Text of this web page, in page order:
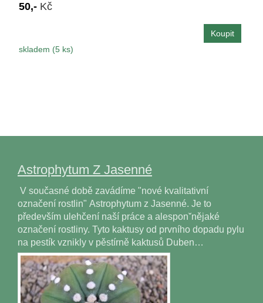
50,- Kč
skladem (5 ks)
Astrophytum Z Jasenné
V současné době zavádíme "nové kvalitativní
označení rostlin" Astrophytum z Jasenné. Je to
především ulehčení naší práce a alesponˇnějaké
označení rostliny. Tyto kaktusy od prvního dopadu pylu
na pestík vznikly v pěstírně kaktusů Duben…